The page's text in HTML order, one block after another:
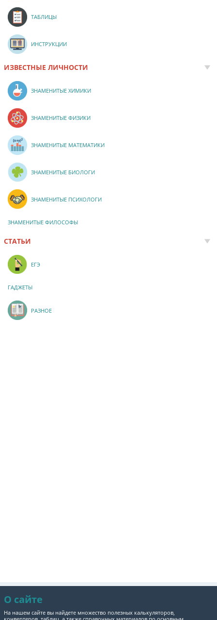
ТАБЛИЦЫ
ИНСТРУКЦИИ
ИЗВЕСТНЫЕ ЛИЧНОСТИ
ЗНАМЕНИТЫЕ ХИМИКИ
ЗНАМЕНИТЫЕ ФИЗИКИ
ЗНАМЕНИТЫЕ МАТЕМАТИКИ
ЗНАМЕНИТЫЕ БИОЛОГИ
ЗНАМЕНИТЫЕ ПСИХОЛОГИ
ЗНАМЕНИТЫЕ ФИЛОСОФЫ
СТАТЬИ
ЕГЭ
ГАДЖЕТЫ
РАЗНОЕ
О сайте
На нашем сайте вы найдете множество полезных калькуляторов,